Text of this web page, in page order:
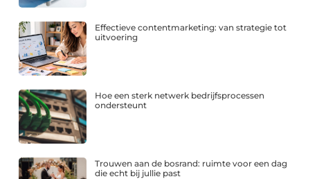
Effectieve contentmarketing: van strategie tot
uitvoering
Hoe een sterk netwerk bedrijfsprocessen
ondersteunt
Trouwen aan de bosrand: ruimte voor een dag
die echt bij jullie past